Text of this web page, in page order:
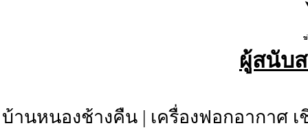
ผู้สนับ
บ้านหนองช้างคืน | เครื่องฟอกอากาศ